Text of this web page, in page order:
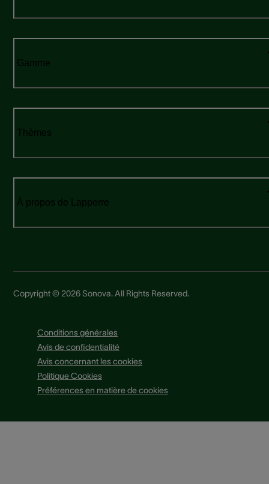
Gamme
Thèmes
À propos de Lapperre
Copyright © 2026 Sonova. All Rights Reserved.
Conditions générales
Avis de confidentialité
Avis concernant les cookies
Politique Cookies
Préférences en matière de cookies